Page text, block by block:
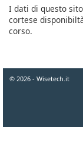
I dati di questo
cortese
corso.
© 2026 - Wisetech.it